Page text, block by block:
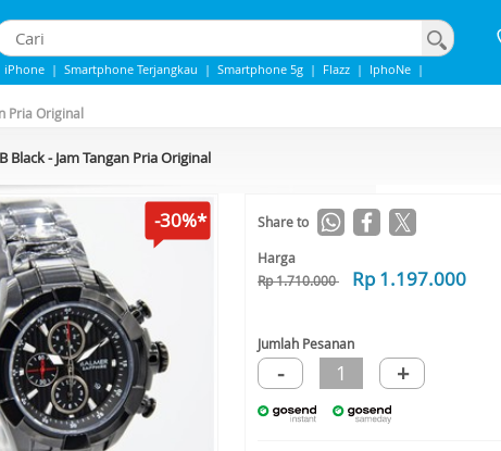
iPhone | Smartphone Terjangkau | Smartphone 5g | Flazz | IphoNe |
Pria Original
Black - Jam Tangan Pria Original
-30%* Share to
Harga
Rp 1.710.000
Rp 1.197.000
Jumlah Pesanan
- 1 +